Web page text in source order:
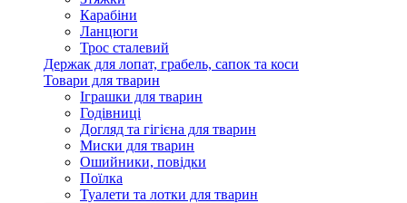
Карабіни
Ланцюги
Трос сталевий
Держак для лопат, грабель, сапок та коси
Товари для тварин
Іграшки для тварин
Годівниці
Догляд та гігієна для тварин
Миски для тварин
Ошийники, повідки
Поїлка
Туалети та лотки для тварин